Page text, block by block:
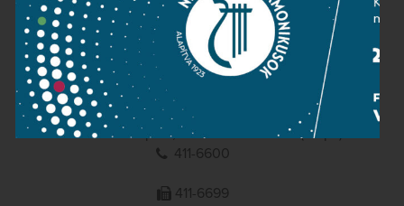
NEMZETI
FILHARMONIKUSOK
1095 Budapest, Komor Marcell u. 1. (Müpa)
411-6600
411-6699